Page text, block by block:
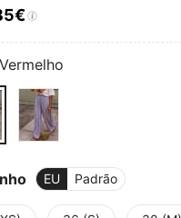
AND
Vermelho
EU Padrão